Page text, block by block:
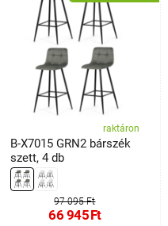
raktáron
B-X7015 GRN2 bárszék
szett, 4 db
97 095 Ft
66 945Ft